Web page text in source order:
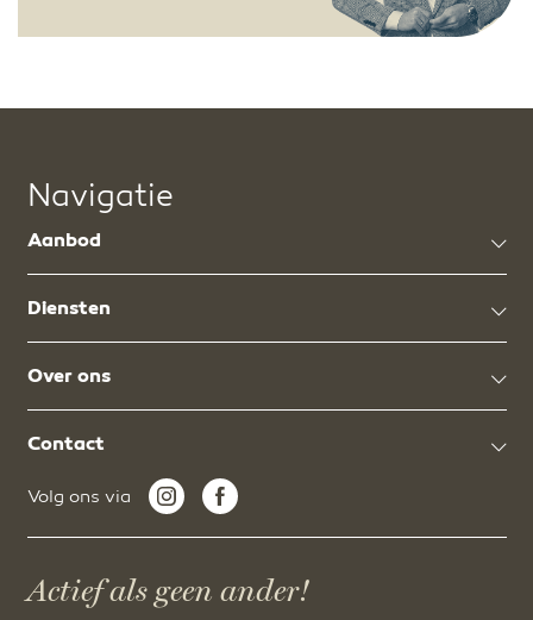
Navigatie
Aanbod
Diensten
Over ons
Contact
Volg ons via
Actief als geen ander!